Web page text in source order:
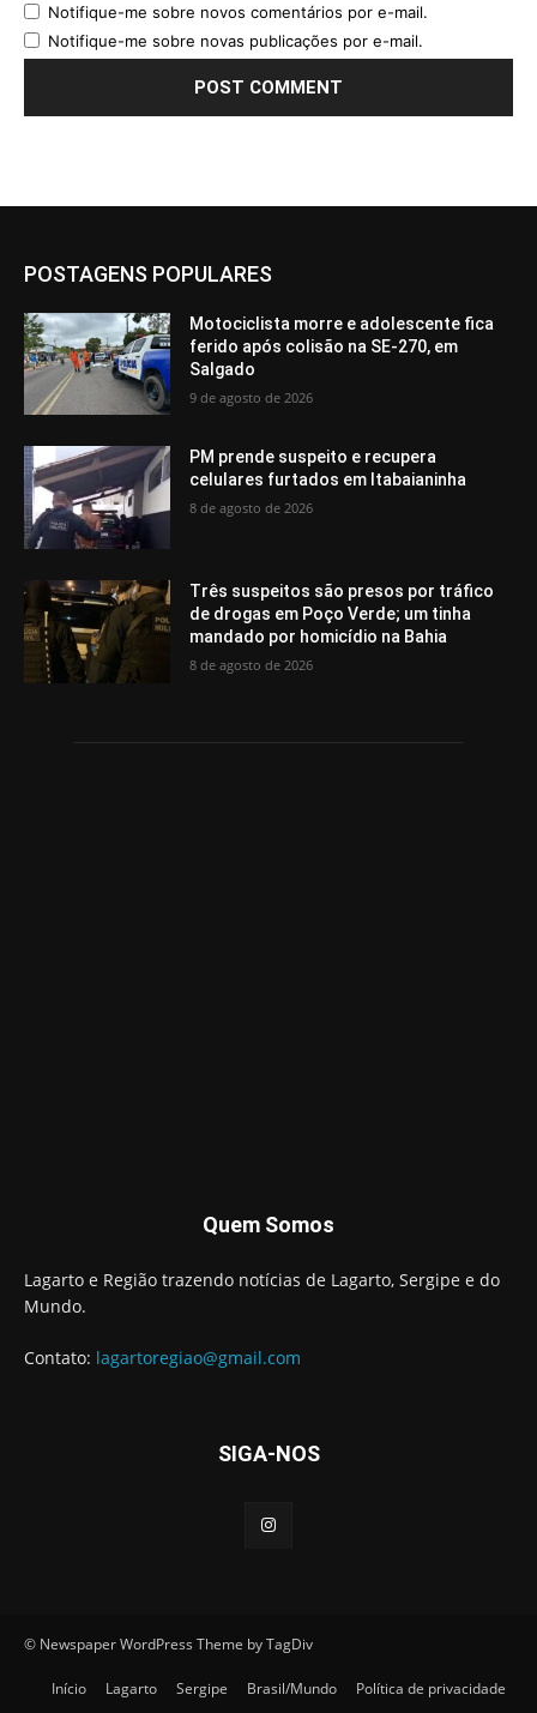
Notifique-me sobre novos comentários por e-mail.
Notifique-me sobre novas publicações por e-mail.
POSTAGENS POPULARES
Motociclista morre e adolescente fica
ferido após colisão na SE-270, em
Salgado
9 de agosto de 2026
PM prende suspeito e recupera
celulares furtados em Itabaianinha
8 de agosto de 2026
Três suspeitos são presos por tráfico
de drogas em Poço Verde; um tinha
mandado por homicídio na Bahia
8 de agosto de 2026
Quem Somos
Lagarto e Região trazendo notícias de Lagarto, Sergipe e do
Mundo.
Contato: lagartoregiao@gmail.com
SIGA-NOS
© Newspaper WordPress Theme by TagDiv
Início Lagarto Sergipe Brasil/Mundo Política de privacidade